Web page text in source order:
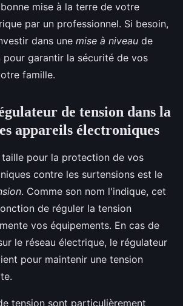
mise à la terre de votre
par un professionnel. Si besoin,
dans une mise à niveau de
garantir la sécurité de vos
famille.
de tension dans la
appareils électroniques
taille pour la protection de vos
contre les surtensions est le
. Comme son nom l'indique, cet
de réguler la tension
vos équipements. En cas de
le réseau électrique, le régulateur
pour maintenir une tension
tension sont particulièrement